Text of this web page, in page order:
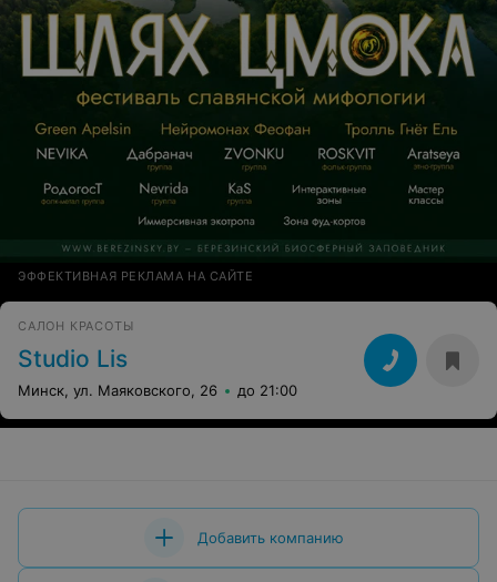
ЭФФЕКТИВНАЯ РЕКЛАМА НА САЙТЕ
САЛОН КРАСОТЫ
Studio Lis
Минск, ул. Маяковского, 26 до 21:00
Добавить компанию